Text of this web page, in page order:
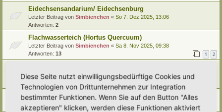
Eidechsensandarium/ Eidechsenburg
Letzter Beitrag von Simbienchen « So 7. Dez 2025, 13:06
Antworten: 2
Flachwasserteich (Hortus Quercuum)
Letzter Beitrag von Simbienchen « Sa 8. Nov 2025, 09:38
Antworten: 13 1 2
Letzter Beitrag von Poco Loco«Mi 5. Nov 2025, 17:45
Antworten:
Eidechsenburg...
Letzter Beitrag von Gartenfreund Fr 23. Mai 2025, 15:55
Diese Seite nutzt einwilligungsbedürftige Cookies und
Technologien von Drittunternehmen zur Integration
bestimmter Funktionen. Wenn Sie auf den Button "Alles
akzeptieren" klicken, werden diese Funktionen aktiviert